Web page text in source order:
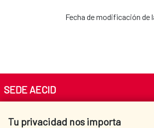
Fecha de modificación de
Tu privacidad nos importa
SEDE AECID
Tel. +34 900 20 30 54​​​​​​​